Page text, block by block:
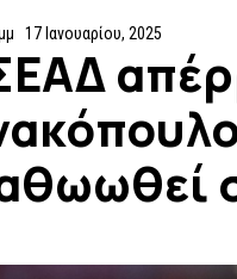
17 Ιανουαρίου, 2025